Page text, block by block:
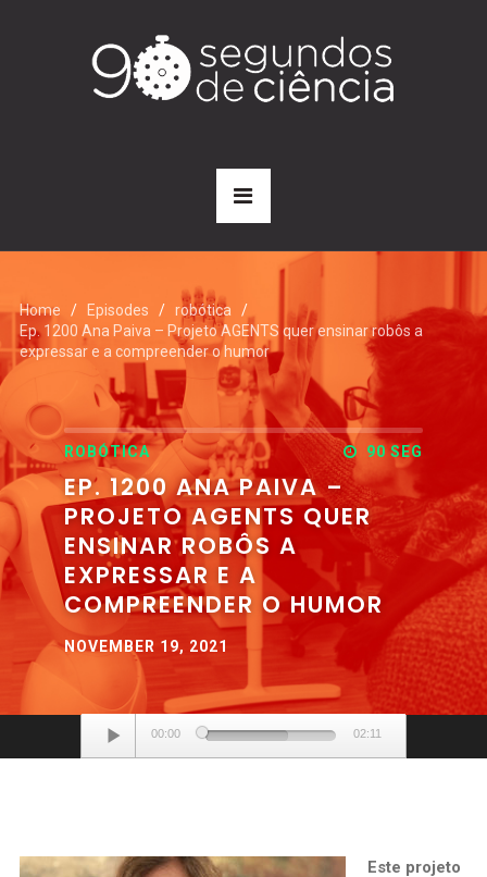
Home Episodes
robótica
Ep. 1200 Ana Paiva – Projeto AGENTS quer ensinar robôs a
expressar e a compreender o humor
ROBÓTICA 90 SEG
EP. 1200 ANA PAIVA –
PROJETO AGENTS QUER
ENSINAR ROBÔS A
EXPRESSAR E A
COMPREENDER O HUMOR
NOVEMBER 19, 2021
Audio
Player
00:00 02:11
Este projeto